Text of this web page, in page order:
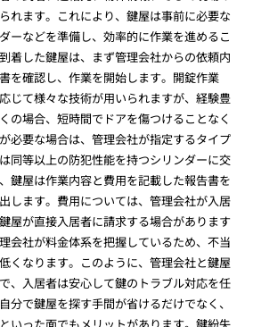
れます。これにより、鍵屋は事前に必要な
ーなどを準備し、効率的に作業を進めるこ
着した鍵屋は、まず管理会社からの依頼内
を確認し、作業を開始します。開錠作業
じて様々な技術が用いられますが、経験豊
の場合、短時間でドアを傷つけることなく
必要な場合は、管理会社が指定するタイプ
同等以上の防犯性能を持つシリンダーに交
鍵屋は作業内容と費用を記載した報告書を
します。費用については、管理会社が入居
屋が直接入居者に請求する場合があります
会社が料金体系を把握しているため、不当
くなります。このように、管理会社と鍵屋
、入居者は安心して鍵のトラブル対応を任
分で鍵屋を探す手間が省けるだけでなく、